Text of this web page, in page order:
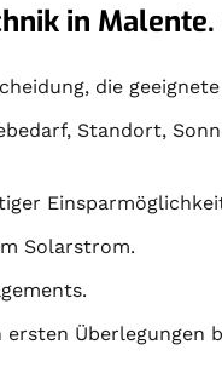
in
die
Standort,
Solarstrom.
Überlegungen